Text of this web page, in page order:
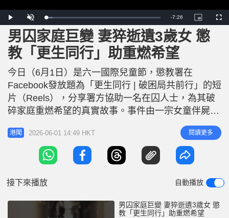
P
l
a
y
U
n
m
u
t
e
L
o
a
d
e
d
:
5
.
9
%
R
e
m
n
i
e
-7:26
P
i
c
t
u
u
r
e
F
u
男囚家庭巨變 妻猝逝遺3歲女 懲
教「更生同行」助重燃希望
今日（6月1日）是六一國際兒童節，懲教署在
Facebook發放題為「更生同行 | 破困局共前行」的短
片（Reels），分享署方協助一名在囚人士，為其破
碎家庭重燃希望的真實故事。事件由一宗女童伴屍案
講起，因販毒罪成在赤柱監獄服刑的在囚人士阿清
（化名），就是事件中女童的爸爸，其妻猝然而逝，
遺下年僅3歲的女兒伴屍四日。 面對突如其來的噩耗
和家庭巨變，阿清整個人陷入崩潰與絕望邊緣。幸好
港聞 2026-06-01 14:49 HKT 閱讀更多
接下來播放 自動播放
男囚家庭巨變 妻猝逝遺3歲女 懲
教「更生同行」助重燃希望